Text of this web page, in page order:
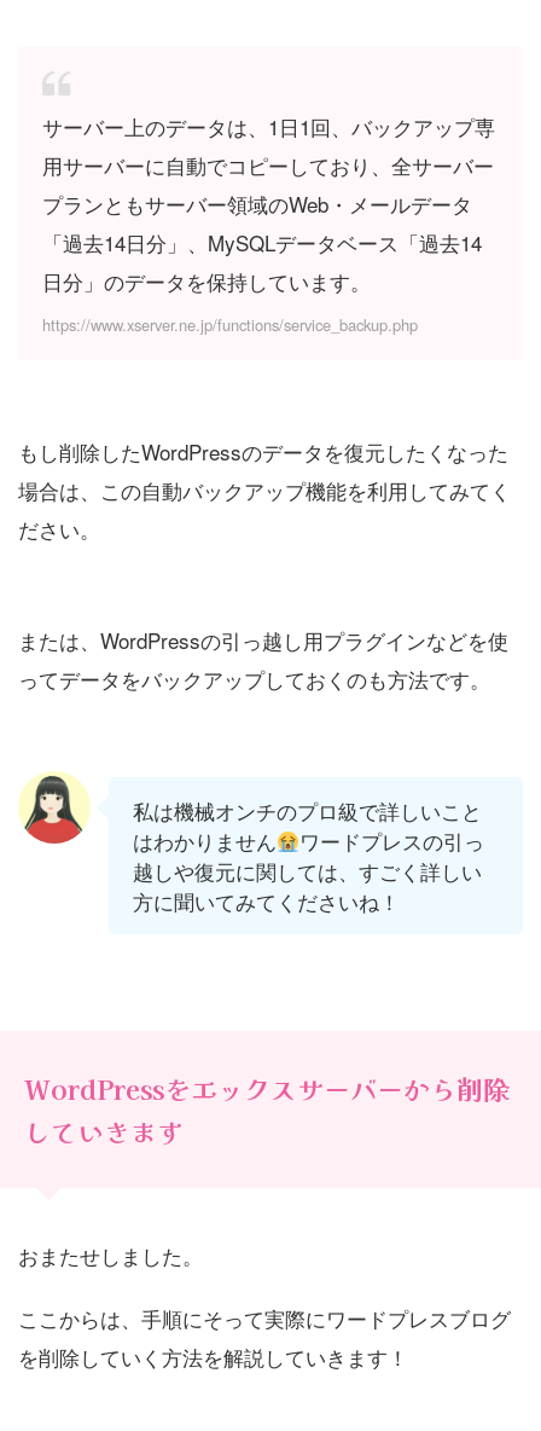
サーバー上のデータは、1日1回、バックアップ専
用サーバーに自動でコピーしており、全サーバー
プランともサーバー領域のWeb・メールデータ
「過去14日分」、MySQLデータベース「過去14
日分」のデータを保持しています。
https://www.xserver.ne.jp/functions/service_backup.php
もし削除したWordPressのデータを復元したくなった
場合は、この自動バックアップ機能を利用してみてく
ださい。
または、WordPressの引っ越し用プラグインなどを使
ってデータをバックアップしておくのも方法です。
私は機械オンチのプロ級で詳しいこと
はわかりません
ワードプレスの引っ
越しや復元に関しては、すごく詳しい
方に聞いてみてくださいね！
WordPressをエックスサーバーから削除
していきます
おまたせしました。
ここからは、手順にそって実際にワードプレスブログ
を削除していく方法を解説していきます！